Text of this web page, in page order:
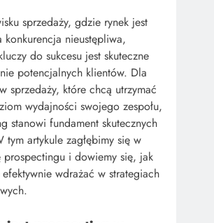
sprzedaży, gdzie rynek jest
konkurencja nieustępliwa,
do sukcesu jest skuteczne
potencjalnych klientów. Dla
sprzedaży, które chcą utrzymać
wydajności swojego zespołu,
stanowi fundament skutecznych
tym artykule zagłębimy się w
prospectingu i dowiemy się, jak
wdrażać w strategiach